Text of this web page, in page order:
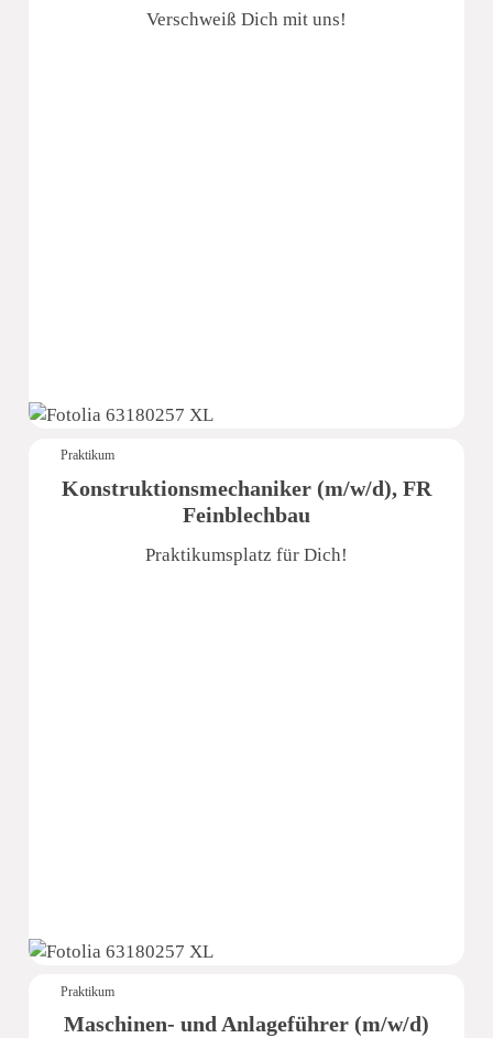
Verschweiß Dich mit uns!
Praktikum
Konstruktionsmechaniker (m/w/d), FR
Feinblechbau
Praktikumsplatz für Dich!
Praktikum
Maschinen- und Anlageführer (m/w/d)